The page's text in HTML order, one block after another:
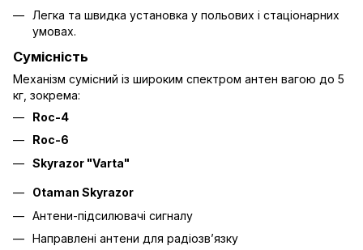
Легка та швидка установка у польових і стаціонарних
умовах.
Сумісність
Механізм сумісний із широким спектром антен вагою до 5
кг, зокрема:
Roc-4
Roc-6
Skyrazor "Varta"
Otaman Skyrazor
Антени-підсилювачі сигналу
Направлені антени для радіозв’язку